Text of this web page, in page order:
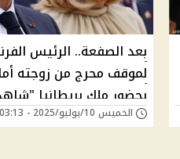
بعد الصفعة.. الرئيس
لموقف محرج من زوجته
بحضور ملك بريطانيا
الخميس 10/يوليو/2025 - 03:13 م